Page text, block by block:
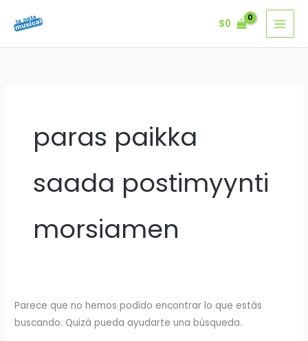
$0
paras paikka
saada postimyynti
morsiamen
Parece que no hemos podido encontrar lo que estás
buscando. Quizá pueda ayudarte una búsqueda.